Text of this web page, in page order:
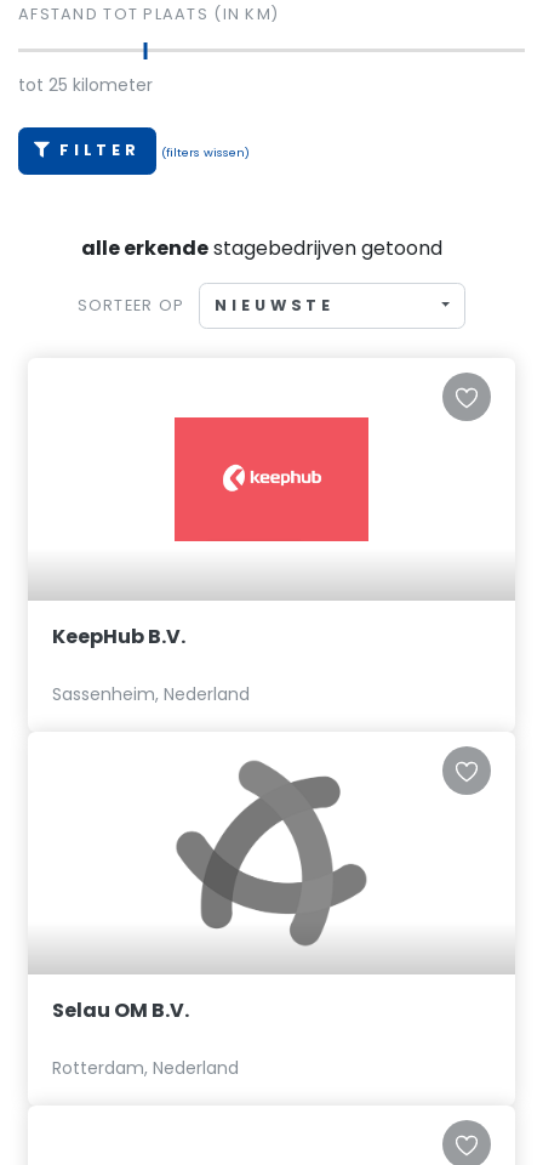
AFSTAND TOT PLAATS (IN KM)
tot 25 kilometer
FILTER (filters wissen)
alle erkendestagebedrijven getoond
SORTEER OP NIEUWSTE
KeepHub B.V.
Sassenheim, Nederland
Selau OM B.V.
Rotterdam, Nederland